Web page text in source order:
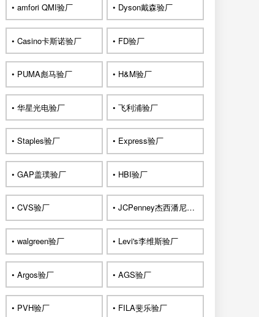
• amfori QMI验厂 • Dyson戴森验厂
• Casino卡斯诺验厂 • FD验厂
• PUMA彪马验厂 • H&M验厂
• 华星光电验厂 • 飞利浦验厂
• Staples验厂 • Express验厂
• GAP盖璞验厂 • HBI验厂
• CVS验厂 • JCPenney杰西潘尼验厂
• walgreen验厂 • Levi's李维斯验厂
• Argos验厂 • AGS验厂
• PVH验厂 • FILA斐乐验厂